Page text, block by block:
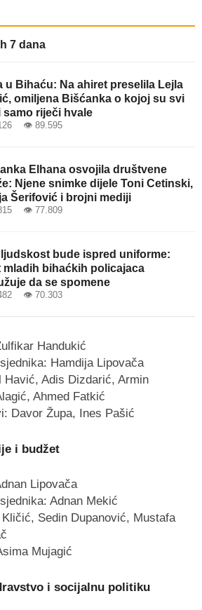
7 dana
u Bihaću: Na ahiret preselila Lejla
omiljena Bišćanka o kojoj su svi
samo riječi hvale
👁 89.595
Elhana osvojila društvene
Njene snimke dijele Toni Cetinski,
Šerifović i brojni mediji
👁 77.809
ljudskost bude ispred uniforme:
mladih bihaćkih policajaca
da se spomene
👁 70.303
Handukić
Hamdija Lipovača
Havić, Adis Dizdarić, Armin
Ahmed Fatkić
Davor Župa, Ines Pašić
i budžet
Lipovača
Adnan Mekić
Sedin Dupanović, Mustafa
Mujagić
i socijalnu politiku